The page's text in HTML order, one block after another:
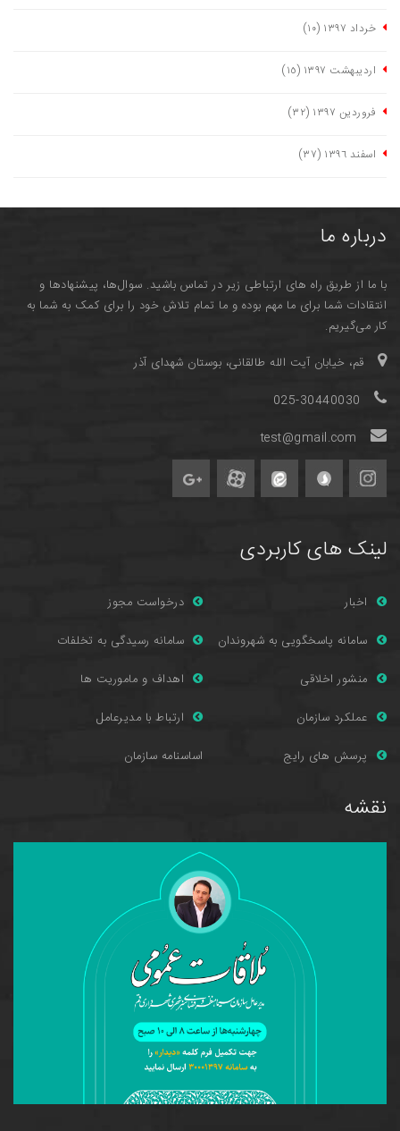
خرداد ١٣٩٧ (١٠)
اردیبهشت ١٣٩٧ (١٥)
فروردین ١٣٩٧ (٣٢)
اسفند ١٣٩٦ (٣٧)
درباره ما
با ما از طریق راه های ارتباطی زیر در تماس باشید. سوال‌ها، پیشنهادها و
انتقادات شما برای ما مهم بوده و ما تمام تلاش خود را برای کمک به شما به
کار می‌گیریم.
قم، خیابان آیت الله طالقانی، بوستان شهدای آذر
025-30440030
test@gmail.com
لینک های کاربردی
اخبار
درخواست مجوز
سامانه پاسخگویی به شهروندان
سامانه رسیدگی به تخلفات
منشور اخلاقی
اهداف و ماموریت ها
عملکرد سازمان
ارتباط با مدیرعامل
پرسش های رایج اساسنامه سازمان
نقشه